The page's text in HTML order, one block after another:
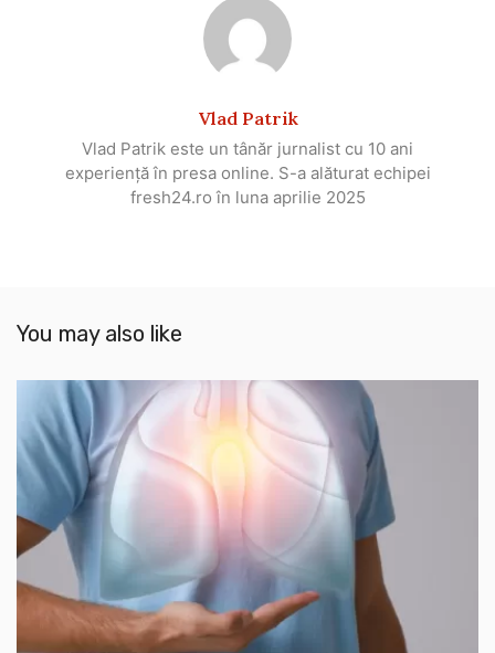
Vlad Patrik
Vlad Patrik este un tânăr jurnalist cu 10 ani
experiență în presa online. S-a alăturat echipei
fresh24.ro în luna aprilie 2025
You may also like